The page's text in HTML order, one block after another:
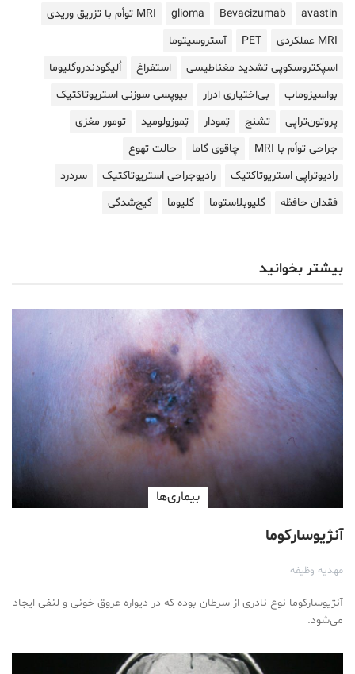
avastin
Bevacizumab
glioma
MRI توأم با تزریق وریدی
MRI عملکردی
PET
آستروسیتوما
اسپکتروسکوپی تشدید مغناطیسی
استفراغ
اُلیگودندروگلیوما
بواسیزوماب
بی‌اختیاری ادرار
بیوپسی سوزنی استریوتاکتیک
پروتون‌تراپی
تشنج تِمودار تِموزولومید
تومور مغزی
جراحی توأم با MRI
چاقوی گاما
حالت تهوع
رادیوتراپی استریوتاکتیک
رادیوجراحی استریوتاکتیک
سردرد
فقدان حافظه
گلیوبلاستوما گلیوما گیج‌شدگی
بیشتر بخوانید
بیماری‌ها
آنژیوسارکوما
مهدیه وظیفه
آنژیوسارکوما نوع نادری از سرطان بوده که در دیواره عروق خونی و لنفی ایجاد
می‌شود.